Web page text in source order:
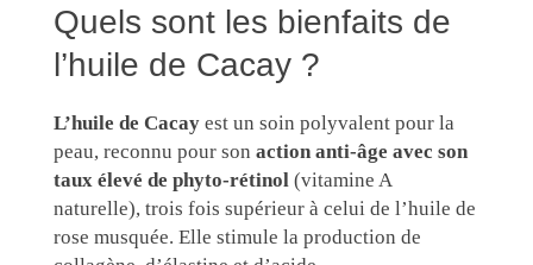
Quels sont les bienfaits de
l’huile de Cacay ?
L’huile de Cacay est un soin polyvalent pour la
peau, reconnu pour son action anti-âge avec son
taux élevé de phyto-rétinol (vitamine A
naturelle), trois fois supérieur à celui de l’huile de
rose musquée. Elle stimule la production de